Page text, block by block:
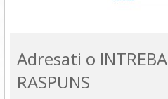
Adresati o
RASPUNS